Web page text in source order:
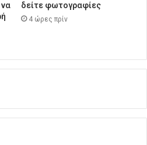
δείτε φωτογραφίες
4 ώρες πρίν